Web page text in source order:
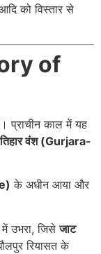
को विस्तार से
of
प्राचीन काल में यह
वंश (Gurjara-
के अधीन आया और
में उभरा, जिसेजाट
रियासत के